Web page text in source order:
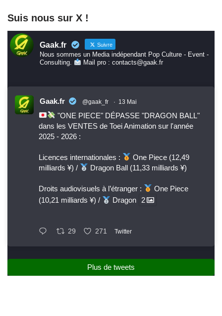
Suis nous sur X !
Gaak.fr Suivre
Nous sommes un Media indépendant Pop Culture - Event -
Consulting.
Mail pro : contacts@gaak.fr
Gaak.fr @gaak_fr · 13 Mai
"ONE PIECE" DÉPASSE "DRAGON BALL"
dans les VENTES de Toei Animation sur l'année
2025 - 2026 :
Licences internationales :
One Piece (12,49
milliards ¥) /
Dragon Ball (11,33 milliards ¥)
Droits audiovisuels à l’étranger :
One Piece
(10,21 milliards ¥) /
Dragon 2
29 271 Twitter
Plus de tweets